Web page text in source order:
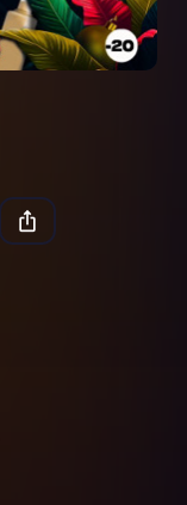
ios_share